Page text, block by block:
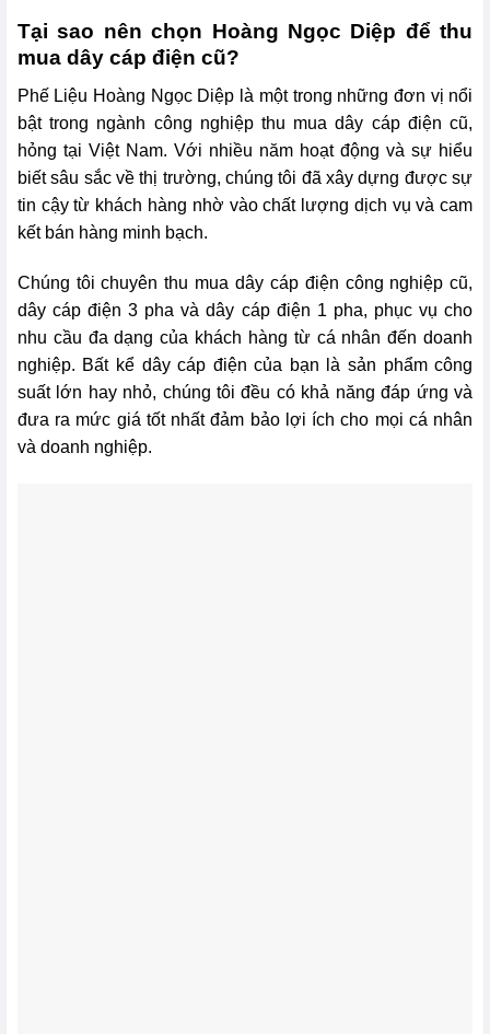
Tại sao nên chọn Hoàng Ngọc Diệp để thu
mua dây cáp điện cũ?
Phế Liệu Hoàng Ngọc Diệp là một trong những đơn vị nổi
bật trong ngành công nghiệp thu mua dây cáp điện cũ,
hỏng tại Việt Nam. Với nhiều năm hoạt động và sự hiểu
biết sâu sắc về thị trường, chúng tôi đã xây dựng được sự
tin cậy từ khách hàng nhờ vào chất lượng dịch vụ và cam
kết bán hàng minh bạch.
Chúng tôi chuyên thu mua dây cáp điện công nghiệp cũ,
dây cáp điện 3 pha và dây cáp điện 1 pha, phục vụ cho
nhu cầu đa dạng của khách hàng từ cá nhân đến doanh
nghiệp. Bất kể dây cáp điện của bạn là sản phẩm công
suất lớn hay nhỏ, chúng tôi đều có khả năng đáp ứng và
đưa ra mức giá tốt nhất đảm bảo lợi ích cho mọi cá nhân
và doanh nghiệp.